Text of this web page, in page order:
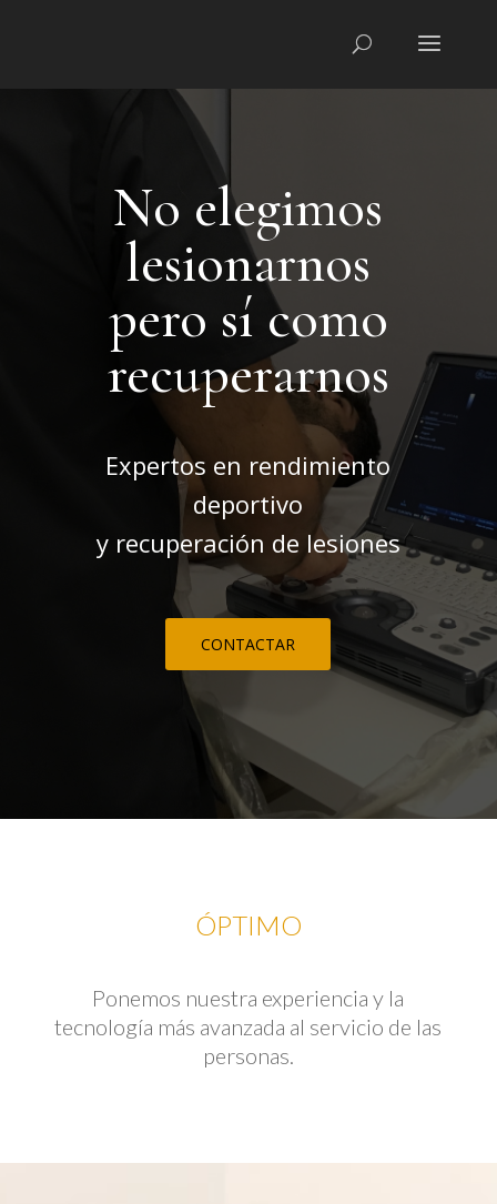
No elegimos
lesionarnos
pero sí como
recuperarnos
Expertos en rendimiento
deportivo
y recuperación de lesiones
CONTACTAR
ÓPTIMO
Ponemos nuestra experiencia y la
tecnología más avanzada al servicio de las
personas.